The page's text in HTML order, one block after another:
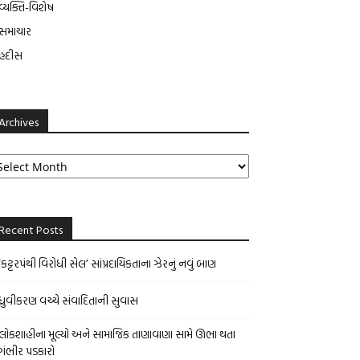
વિશેષ
Posts
વિરોધી સેલ’ સાંપ્રદાયિકતાના ઝેરનું નવું બાણ
વચ્ચે સંવાદિતાની સુવાસ
મૂલ્યો અને સામાજિક તાણાવાણા સામે ઊભા થતા
પડકારો